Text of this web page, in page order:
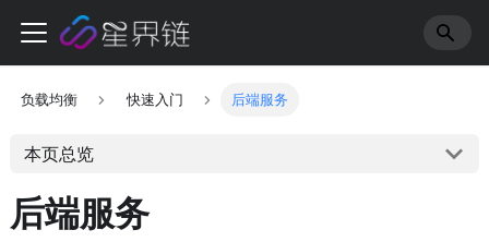
负载均衡 快速入门 后端服务
本页总览
后端服务